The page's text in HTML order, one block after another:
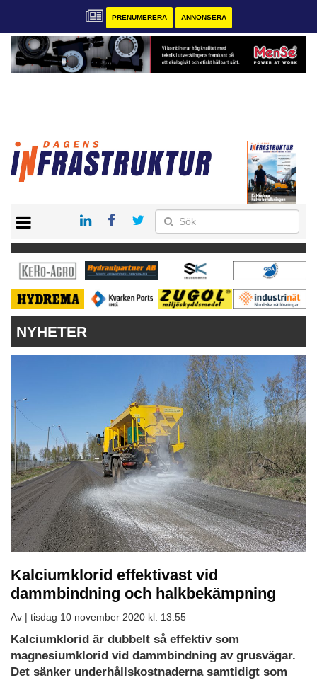
PRENUMERERA ANNONSERA
KONTAKT
VÅRA ANDRA MAGASIN
PRENUMERERA
ANNONSERA
NYHETER
Kalciumklorid effektivast vid
dammbindning och halkbekämpning
Av | tisdag 10 november 2020 kl. 13:55
Kalciumklorid är dubbelt så effektiv som
magnesiumklorid vid dammbindning av grusvägar.
Det sänker underhållskostnaderna samtidigt som